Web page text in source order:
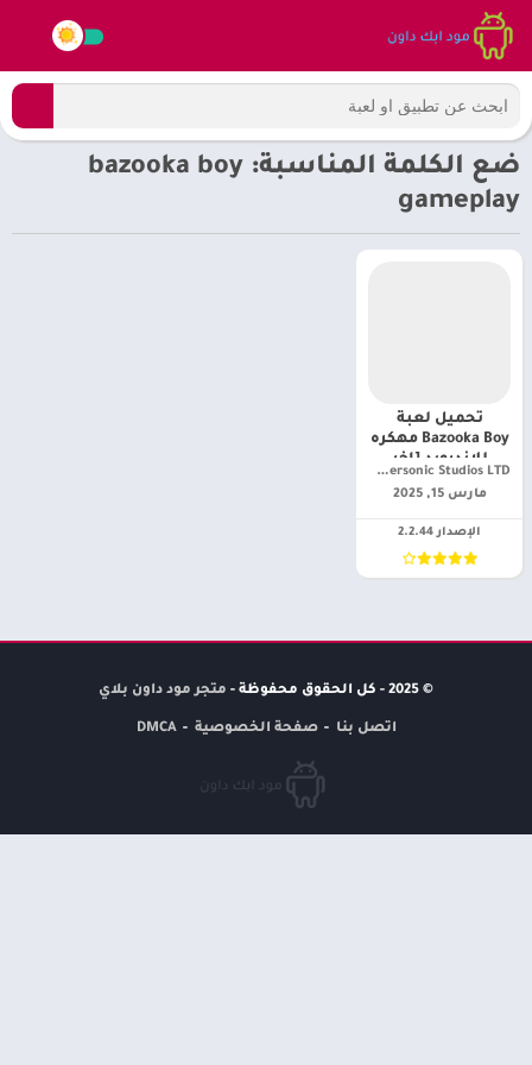
ضع الكلمة المناسبة: bazooka boy
gameplay
تحميل لعبة
Bazooka Boy مهكره
للاندرويد [اخر
Supersonic Studios LTD‏
مارس 15, 2025
الإصدار 2.2.44
© 2025 - كل الحقوق محفوظة - متجر مود داون بلاي
اتصل بنا صفحة الخصوصية DMCA